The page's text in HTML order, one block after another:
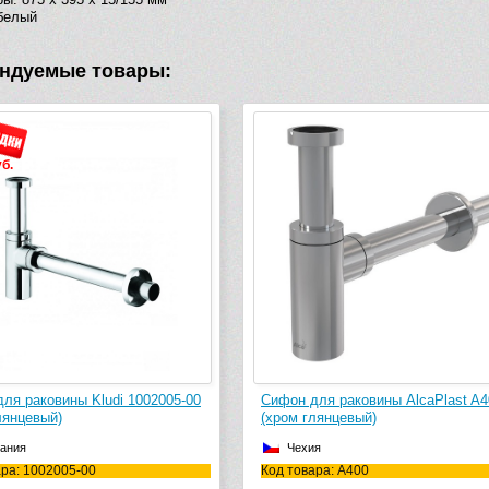
товары:
раковины AlcaPlast A400
A400
Сифон для раковины AlcaPlast
(хром глянцевый)
Чехия
Код товара: A403